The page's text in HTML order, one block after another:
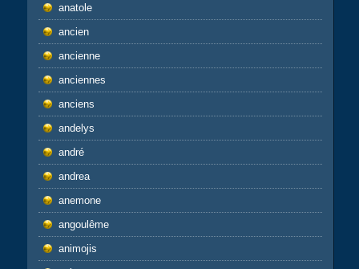
anatole
ancien
ancienne
anciennes
anciens
andelys
andré
andrea
anemone
angoulême
animojis